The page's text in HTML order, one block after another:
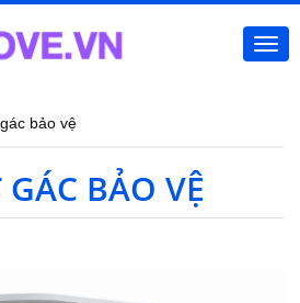
bảo vệ
BẢO VỆ